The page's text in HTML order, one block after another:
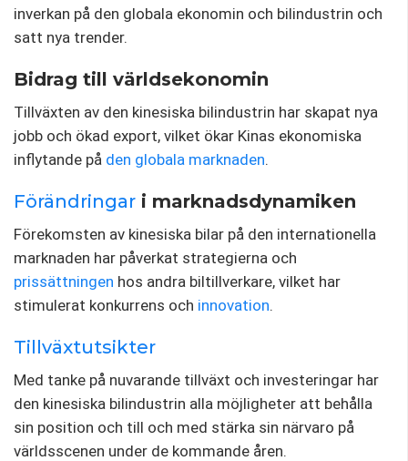
inverkan på den globala ekonomin och bilindustrin och
satt nya trender.
Bidrag till världsekonomin
Tillväxten av den kinesiska bilindustrin har skapat nya
jobb och ökad export, vilket ökar Kinas ekonomiska
inflytande på den globala marknaden.
Förändringar i marknadsdynamiken
Förekomsten av kinesiska bilar på den internationella
marknaden har påverkat strategierna och
prissättningen hos andra biltillverkare, vilket har
stimulerat konkurrens och innovation.
Tillväxtutsikter
Med tanke på nuvarande tillväxt och investeringar har
den kinesiska bilindustrin alla möjligheter att behålla
sin position och till och med stärka sin närvaro på
världsscenen under de kommande åren.